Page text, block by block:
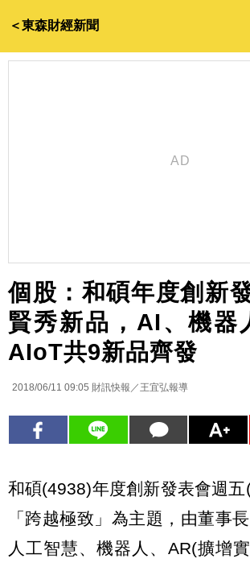
＜東森財經新聞
個股：和碩年度創新
賢秀新品，AI、機器
AIoT共9新品齊發
2018/06/11 09:05 財訊快報／王宜弘報導
和碩(4938)年度創新發表會週
「跨越極致」為主題，由董事
人工智慧、機器人、AR(擴增